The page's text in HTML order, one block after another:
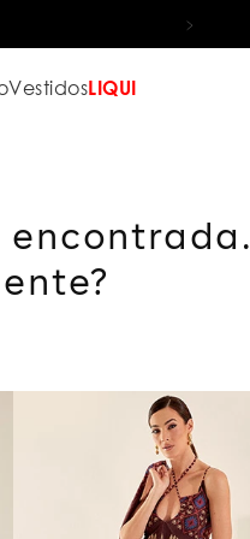
VestidosLIQUI
encontrada.